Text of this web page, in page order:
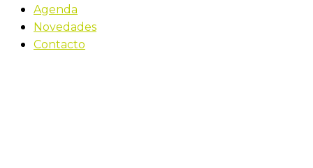
Agenda
Novedades
Contacto